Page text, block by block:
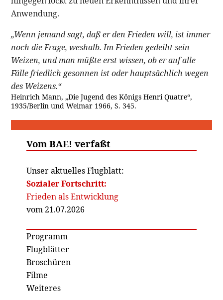
Anwendung.
„Wenn jemand sagt, daß er den Frieden will, ist immer
noch die Frage, weshalb. Im Frieden gedeiht sein
Weizen, und man müßte erst wissen, ob er auf alle
Fälle friedlich gesonnen ist oder hauptsächlich wegen
des Weizens.“
Heinrich Mann, „Die Jugend des Königs Henri Quatre“,
1935/Berlin und Weimar 1966, S. 345.
Vom BAE! verfaßt
Unser aktuelles Flugblatt:
Sozialer Fortschritt:
Frieden als Entwicklung
vom 21.07.2026
Programm
Flugblätter
Broschüren
Filme
Weiteres